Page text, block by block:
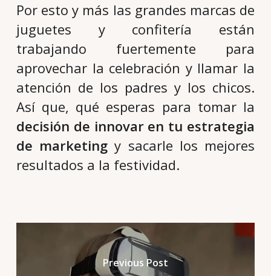
Por esto y más las grandes marcas de
juguetes y confitería están
trabajando fuertemente para
aprovechar la celebración y llamar la
atención de los padres y los chicos.
Así que, qué esperas para tomar la
decisión de innovar en tu estrategia
de marketing y sacarle los mejores
resultados a la festividad.
Previous Post